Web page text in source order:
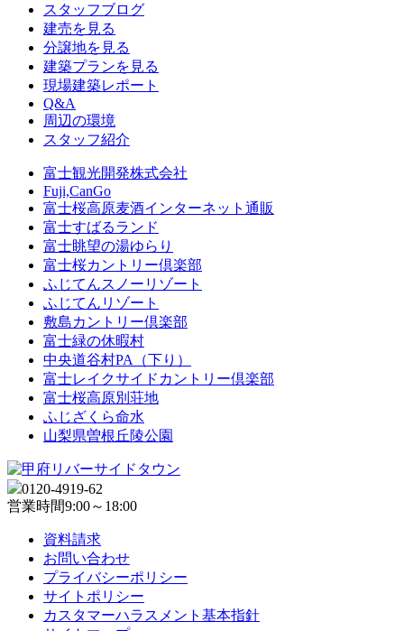
スタッフブログ
建売を見る
分譲地を見る
建築プランを見る
現場建築レポート
Q&A
周辺の環境
スタッフ紹介
富士観光開発株式会社
Fuji,CanGo
富士桜高原麦酒インターネット通販
富士すばるランド
富士眺望の湯ゆらり
富士桜カントリー倶楽部
ふじてんスノーリゾート
ふじてんリゾート
敷島カントリー倶楽部
富士緑の休暇村
中央道谷村PA（下り）
富士レイクサイドカントリー倶楽部
富士桜高原別荘地
ふじざくら命水
山梨県曽根丘陵公園
0120-4919-62
営業時間9:00～18:00
資料請求
お問い合わせ
プライバシーポリシー
サイトポリシー
カスタマーハラスメント基本指針